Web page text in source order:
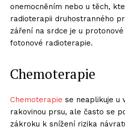
onemocněním nebo u těch,
radioterapii druhostranného
záření na srdce je u
fotonové radioterapie.
Chemoterapie
Chemoterapie se neaplikuje u
rakovinou prsu, ale často se
zákroku k snížení rizika